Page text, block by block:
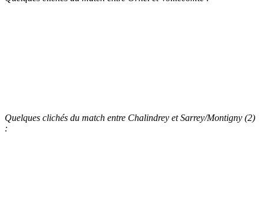
Quelques clichés du match entre Chalindrey et Sarrey/Montigny (2)
: